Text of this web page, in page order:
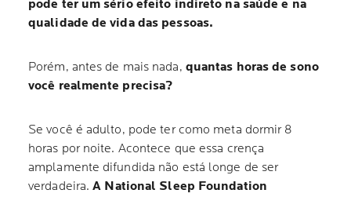
pode ter um sério efeito indireto na saúde e na
qualidade de vida das pessoas.
Porém, antes de mais nada, quantas horas de sono
você realmente precisa?
Se você é adulto, pode ter como meta dormir 8
horas por noite. Acontece que essa crença
amplamente difundida não está longe de ser
verdadeira.A National Sleep Foundation